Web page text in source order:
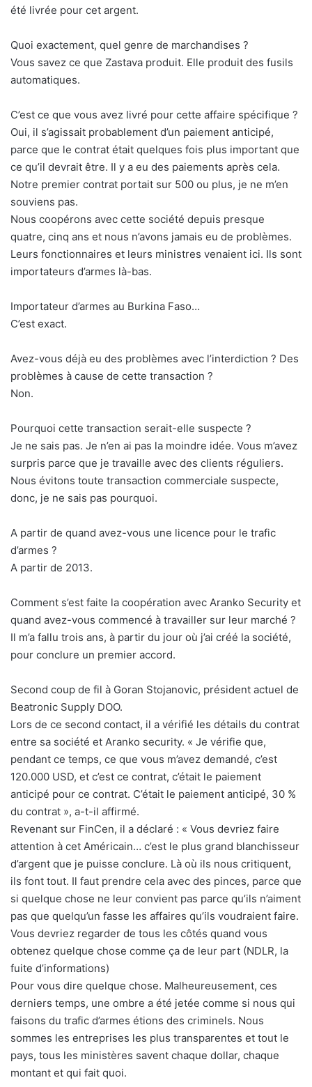
été livrée pour cet argent.
Quoi exactement, quel genre de marchandises ?
Vous savez ce que Zastava produit. Elle produit des fusils
automatiques.
C’est ce que vous avez livré pour cette affaire spécifique ?
Oui, il s’agissait probablement d’un paiement anticipé,
parce que le contrat était quelques fois plus important que
ce qu’il devrait être. Il y a eu des paiements après cela.
Notre premier contrat portait sur 500 ou plus, je ne m’en
souviens pas.
Nous coopérons avec cette société depuis presque
quatre, cinq ans et nous n’avons jamais eu de problèmes.
Leurs fonctionnaires et leurs ministres venaient ici. Ils sont
importateurs d’armes là-bas.
Importateur d’armes au Burkina Faso…
C’est exact.
Avez-vous déjà eu des problèmes avec l’interdiction ? Des
problèmes à cause de cette transaction ?
Non.
Pourquoi cette transaction serait-elle suspecte ?
Je ne sais pas. Je n’en ai pas la moindre idée. Vous m’avez
surpris parce que je travaille avec des clients réguliers.
Nous évitons toute transaction commerciale suspecte,
donc, je ne sais pas pourquoi.
A partir de quand avez-vous une licence pour le trafic
d’armes ?
A partir de 2013.
Comment s’est faite la coopération avec Aranko Security et
quand avez-vous commencé à travailler sur leur marché ?
Il m’a fallu trois ans, à partir du jour où j’ai créé la société,
pour conclure un premier accord.
Second coup de fil à Goran Stojanovic, président actuel de
Beatronic Supply DOO.
Lors de ce second contact, il a vérifié les détails du contrat
entre sa société et Aranko security. « Je vérifie que,
pendant ce temps, ce que vous m’avez demandé, c’est
120.000 USD, et c’est ce contrat, c’était le paiement
anticipé pour ce contrat. C’était le paiement anticipé, 30 %
du contrat », a-t-il affirmé.
Revenant sur FinCen, il a déclaré : « Vous devriez faire
attention à cet Américain… c’est le plus grand blanchisseur
d’argent que je puisse conclure. Là où ils nous critiquent,
ils font tout. Il faut prendre cela avec des pinces, parce que
si quelque chose ne leur convient pas parce qu’ils n’aiment
pas que quelqu’un fasse les affaires qu’ils voudraient faire.
Vous devriez regarder de tous les côtés quand vous
obtenez quelque chose comme ça de leur part (NDLR, la
fuite d’informations)
Pour vous dire quelque chose. Malheureusement, ces
derniers temps, une ombre a été jetée comme si nous qui
faisons du trafic d’armes étions des criminels. Nous
sommes les entreprises les plus transparentes et tout le
pays, tous les ministères savent chaque dollar, chaque
montant et qui fait quoi.